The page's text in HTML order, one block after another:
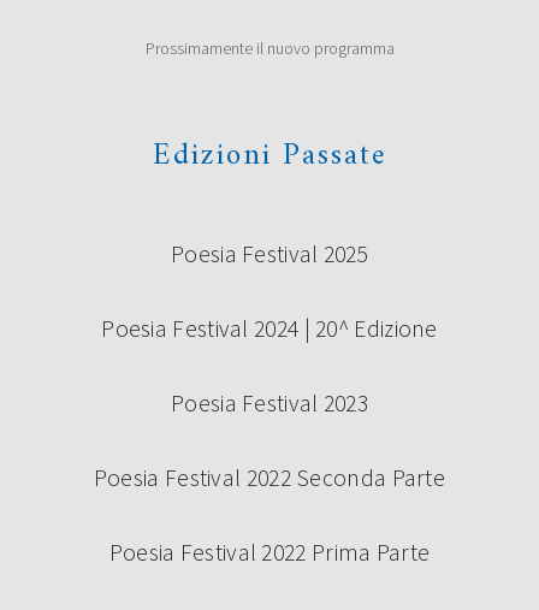
Prossimamente il nuovo programma
Edizioni Passate
Poesia Festival 2025
Poesia Festival 2024 | 20^ Edizione
Poesia Festival 2023
Poesia Festival 2022 Seconda Parte
Poesia Festival 2022 Prima Parte